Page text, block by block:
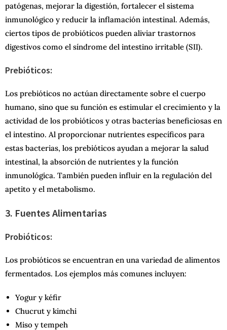
patógenas, mejorar la digestión, fortalecer el sistema
inmunológico y reducir la inflamación intestinal. Además,
ciertos tipos de probióticos pueden aliviar trastornos
digestivos como el síndrome del intestino irritable (SII).
Prebióticos:
Los prebióticos no actúan directamente sobre el cuerpo
humano, sino que su función es estimular el crecimiento y la
actividad de los probióticos y otras bacterias beneficiosas en
el intestino. Al proporcionar nutrientes específicos para
estas bacterias, los prebióticos ayudan a mejorar la salud
intestinal, la absorción de nutrientes y la función
inmunológica. También pueden influir en la regulación del
apetito y el metabolismo.
3. Fuentes Alimentarias
Probióticos:
Los probióticos se encuentran en una variedad de alimentos
fermentados. Los ejemplos más comunes incluyen:
Yogur y kéfir
Chucrut y kimchi
Miso y tempeh